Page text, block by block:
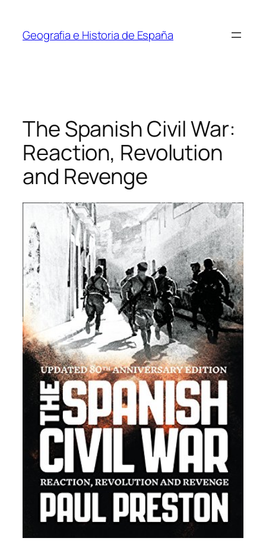
contenido
Geografia e Historia de España
The Spanish Civil War:
Reaction, Revolution
and Revenge